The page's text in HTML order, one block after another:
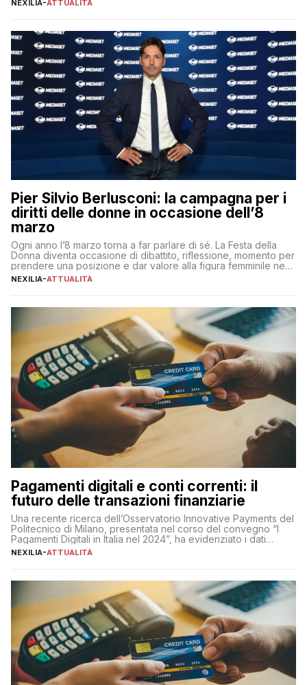
NEXILIA-ATTUALITÀ
Pier Silvio Berlusconi: la campagna per i
diritti delle donne in occasione dell’8
marzo
Ogni anno l’8 marzo torna a far parlare di sé. La Festa della
Donna diventa occasione di dibattito, riflessione, momento per
prendere una posizione e dar valore alla figura femminile nella
sua complessità e crucialità. A lanciare un messaggio “forte e
NEXILIA-ATTUALITÀ
Pagamenti digitali e conti correnti: il
futuro delle transazioni finanziarie
Una recente ricerca dell’Osservatorio Innovative Payments del
Politecnico di Milano, presentata nel corso del convegno “I
Pagamenti Digitali in Italia nel 2024”, ha evidenziato i dati
definitivi del primo semestre 2024 relativamente alle
NEXILIA-ATTUALITÀ